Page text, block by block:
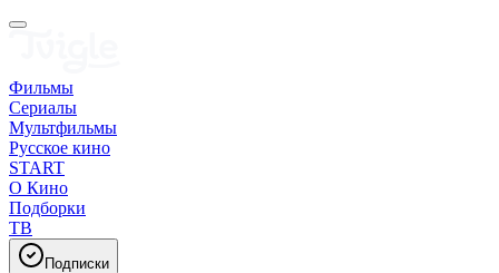
Фильмы
Сериалы
Мультфильмы
Русское кино
START
О Кино
Подборки
ТВ
Подписки